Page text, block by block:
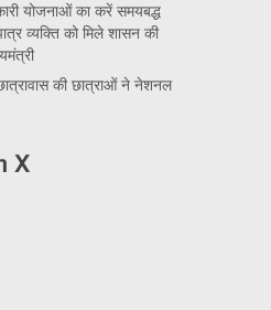
योजनाओं का करें समयबद्ध
व्यक्ति को मिले शासन की
की छात्राओं ने नेशनल
X